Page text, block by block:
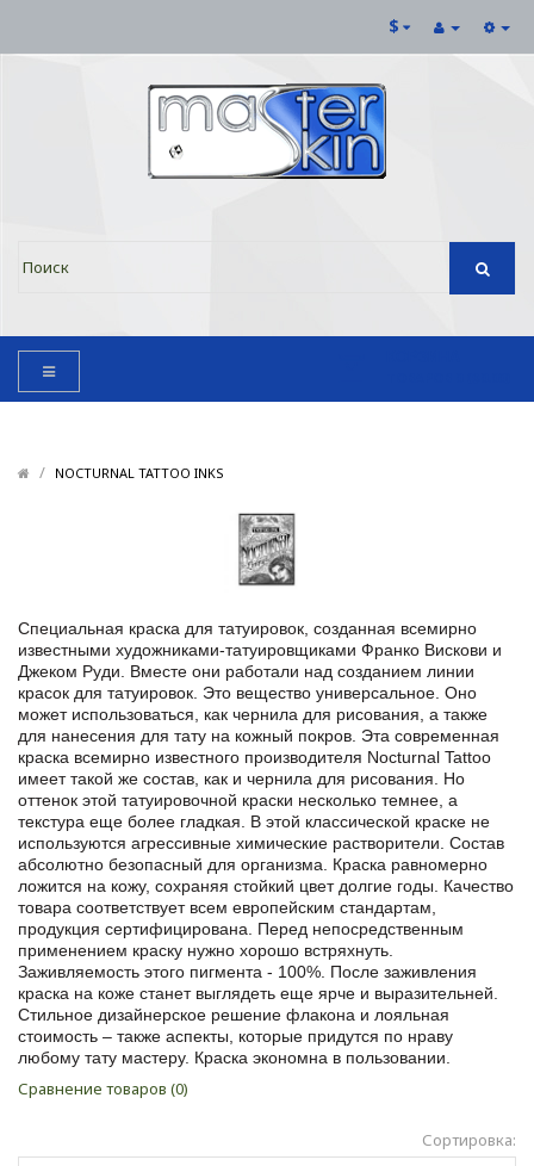
$
/ NOCTURNAL TATTOO INKS
Специальная краска для татуировок, созданная всемирно
известными художниками-татуировщиками Франко Вискови и
Джеком Руди. Вместе они работали над созданием линии
красок для татуировок. Это вещество универсальное. Оно
может использоваться, как чернила для рисования, а также
для нанесения для тату на кожный покров. Эта современная
краска всемирно известного производителя Nocturnal Tattoo
имеет такой же состав, как и чернила для рисования. Но
оттенок этой татуировочной краски несколько темнее, а
текстура еще более гладкая. В этой классической краске не
используются агрессивные химические растворители. Состав
абсолютно безопасный для организма. Краска равномерно
ложится на кожу, сохраняя стойкий цвет долгие годы. Качество
товара соответствует всем европейским стандартам,
продукция сертифицирована. Перед непосредственным
применением краску нужно хорошо встряхнуть.
Заживляемость этого пигмента - 100%. После заживления
краска на коже станет выглядеть еще ярче и выразительней.
Стильное дизайнерское решение флакона и лояльная
стоимость – также аспекты, которые придутся по нраву
любому тату мастеру. Краска экономна в пользовании.
Сравнение товаров (0)
Сортировка: